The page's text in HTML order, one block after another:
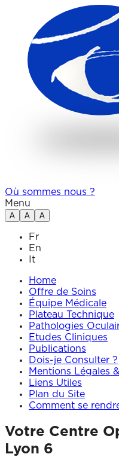
Où sommes nous ?
Menu
A A A
Fr
En
It
Home
Offre de Soins
Équipe Médicale
Plateau Technique
Pathologies
Etudes Cliniques
Publications
Dois-je Consulter ?
Mentions Légales
Liens Utiles
Plan du Site
Comment se
Votre Centre
Lyon 6